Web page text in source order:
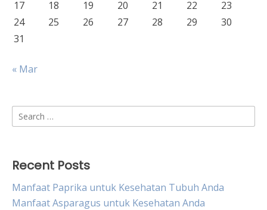
17 18 19 20 21 22
23
24
25 26 27 28 29
30
31
« Mar
Search
for:
Recent Posts
Manfaat Paprika untuk Kesehatan Tubuh Anda
Manfaat Asparagus untuk Kesehatan Anda